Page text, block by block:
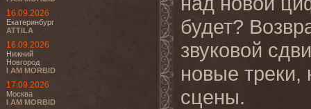
16.09.2026
Екатеринбург
ATTILA
16.09.2026
Нижний
Новгород
I AM MORBID
17.09.2026
Москва
I AM MORBID
будет?
звуковой
новые треки,
сцены.